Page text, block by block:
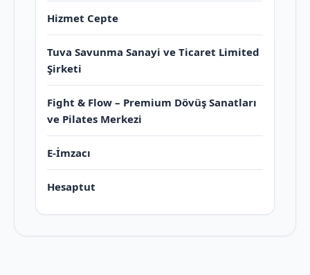
Hizmet Cepte
Tuva Savunma Sanayi ve Ticaret Limited
Şirketi
Fight & Flow – Premium Dövüş Sanatları
ve Pilates Merkezi
E-İmzacı
Hesaptut